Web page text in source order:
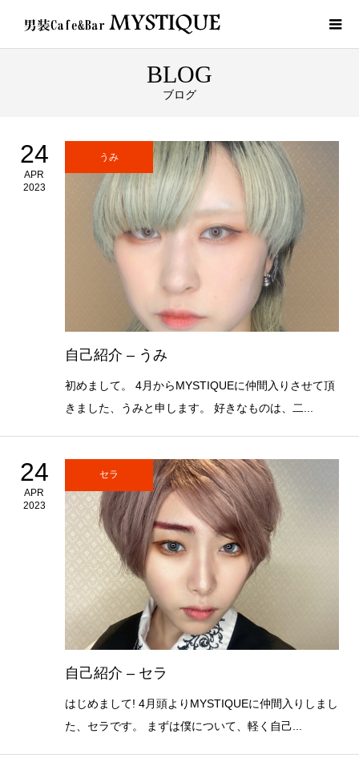
BLOG
ブログ
24
APR
2023
うみ
自己紹介 – うみ
初めまして。 4月からMYSTIQUEに仲間入りさせて頂
きました、うみと申します。 好きなものは、二...
24
APR
2023
セラ
自己紹介 – セラ
はじめまして! 4月頭よりMYSTIQUEに仲間入りしまし
た、セラです。 まずは僕について、軽く自己...